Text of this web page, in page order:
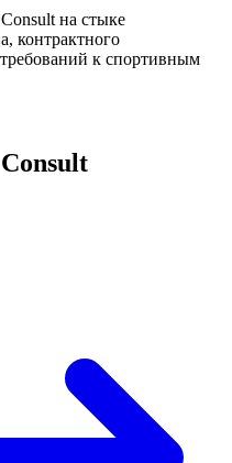
на стыке
контрактного
к спортивным